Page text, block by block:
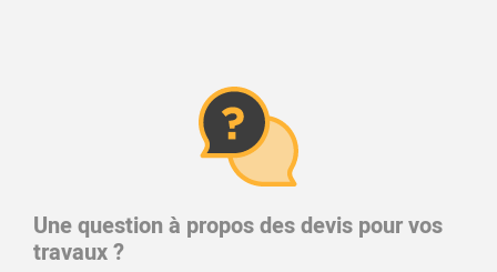
Une question à propos des devis pour vos
travaux ?